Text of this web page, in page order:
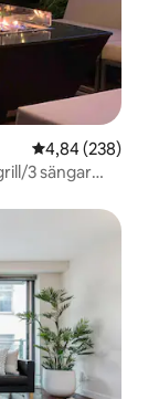
4,84 av 5 i
4,84 (238)
3 sängar